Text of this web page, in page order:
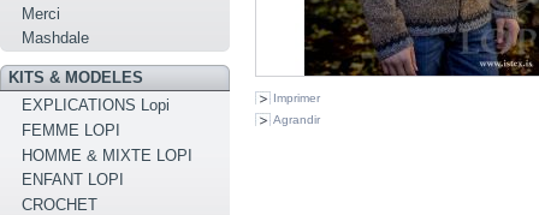
Merci
Mashdale
KITS & MODELES
EXPLICATIONS Lopi
FEMME LOPI
HOMME & MIXTE LOPI
ENFANT LOPI
CROCHET
Imprimer
Agrandir